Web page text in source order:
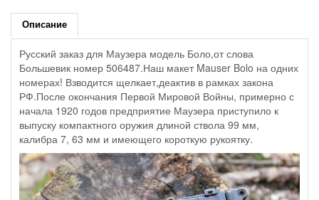
Описание
Русский заказ для Маузера модель Боло,от слова
Большевик номер 506487.Наш макет Mauser Bolo на одних
номерах! Взводится щелкает,деактив в рамках закона
РФ.После окончания Первой Мировой Войны, примерно с
начала 1920 годов предприятие Маузера приступило к
выпуску компактного оружия длиной ствола 99 мм,
калибра 7, 63 мм и имеющего короткую рукоятку.